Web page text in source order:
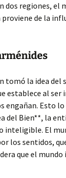
dos regiones, el
de la
tomó la idea del
establece al
engañan. Esto lo
del Bien**, la
inteligible. El
los sentidos,
que el mundo